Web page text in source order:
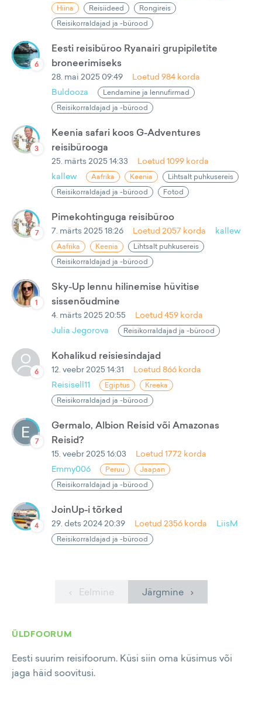
Hiina Reisiideed
Rongireis
Reisikorraldajad ja -bürood
6
Eesti reisibüroo Ryanairi grupipiletite
broneerimiseks
28. mai 2025 09:49 Loetud 984 korda
Buldooza
Lendamine ja lennufirmad
Reisikorraldajad ja -bürood
3
Keenia safari koos G-Adventures
reisibürooga
25. märts 2025 14:33 Loetud 1099 korda
kallew
Aafrika Keenia
Lihtsalt puhkusereis
Reisikorraldajad ja -bürood
Fotod
7
Pimekohtinguga reisibüroo
7. märts 2025 18:26 Loetud 2057 korda kallew
Aafrika Keenia
Lihtsalt puhkusereis
Reisikorraldajad ja -bürood
1
Sky-Up lennu hilinemise hüvitise
sissenõudmine
4. märts 2025 20:55 Loetud 459 korda
Julia Jegorova
Reisikorraldajad ja -bürood
6
Kohalikud reisiesindajad
12. veebr 2025 14:31 Loetud 866 korda
Reisisell11
Egiptus
Kreeka
Reisikorraldajad ja -bürood
7
Germalo, Albion Reisid või Amazonas
Reisid?
15. veebr 2025 16:03 Loetud 1772 korda
Emmy006
Peruu
Jaapan
Reisikorraldajad ja -bürood
4
JoinUp-i tõrked
29. dets 2024 20:39 Loetud 2356 korda LiisM
Reisikorraldajad ja -bürood
‹ Eelmine Järgmine ›
ÜLDFOORUM
Eesti suurim reisifoorum. Küsi siin oma küsimus või
jaga häid soovitusi.